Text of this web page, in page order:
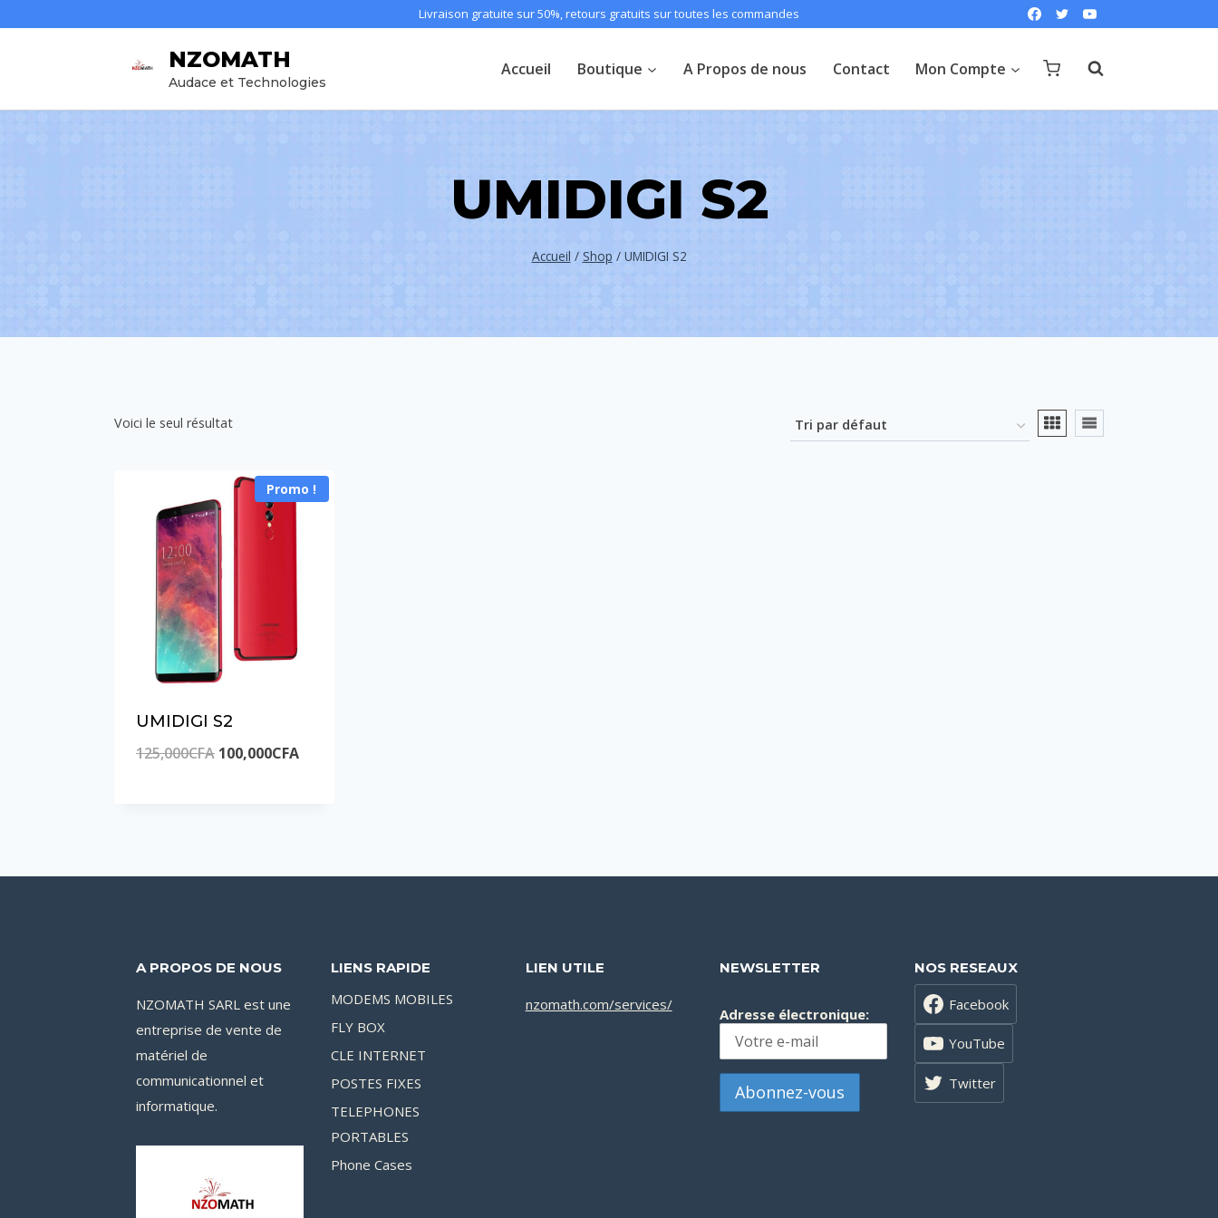
Livraison gratuite sur 50%, retours gratuits sur toutes les commandes
NZOMATH
Audace et Technologies
Accueil Boutique A Propos de nous Contact Mon Compte
UMIDIGI S2
Accueil / Shop / UMIDIGI S2
Voici le seul résultat
Promo !
UMIDIGI S2
125,000CFA Le
100,000CFALe
A PROPOS DE NOUS
NZOMATH SARL est une
entreprise de vente de
matériel de
communicationnel et
informatique.
LIENS RAPIDE
MODEMS MOBILES
FLY BOX
CLE INTERNET
POSTES FIXES
TELEPHONES
PORTABLES
Phone Cases
LIEN UTILE
nzomath.com/services/
NEWSLETTER
Adresse électronique:
NOS RESEAUX
Facebook
YouTube
Twitter